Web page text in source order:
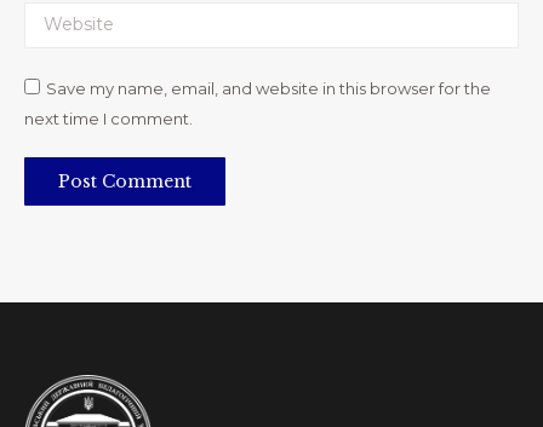
Website
Save my name, email, and website in this browser for the
next time I comment.
Post Comment